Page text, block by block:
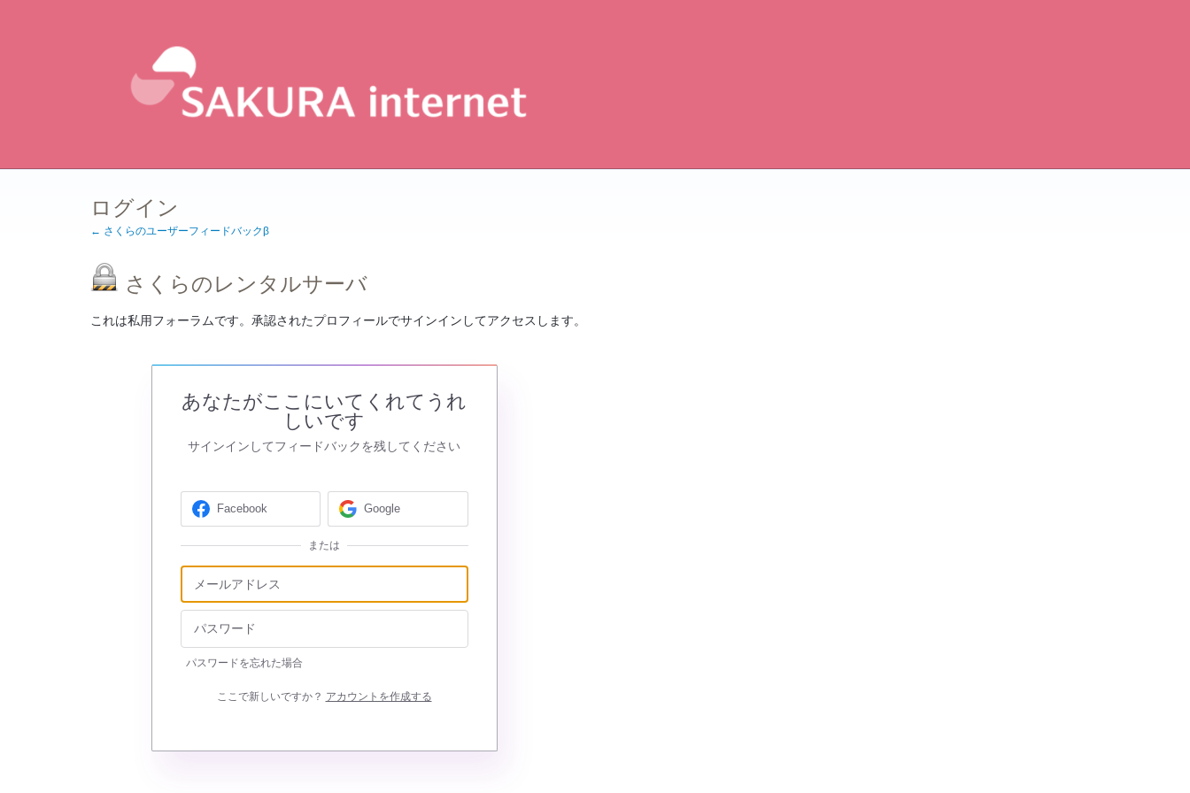
ログイン
← さくらのユーザーフィードバックβ
さくらのレンタルサーバ
これは私用フォーラムです。承認されたプロフィールでサインインしてアクセスします。
あなたがここにいてくれてうれ
しいです
サインインしてフィードバックを残してください
Facebook Google
または
パスワードを忘れた場合
ここで新しいですか？ アカウントを作成する